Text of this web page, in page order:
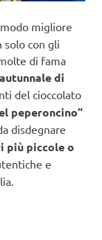
migliore
solo con gli
di fama
di
del cioccolato
peperoncino”
disdegnare
più piccole o
e